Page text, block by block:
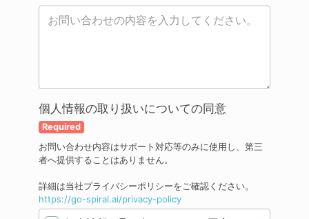
個人情報の取り扱いについての同意
Required
お問い合わせ内容はサポート対応等のみに使用し、第三
者へ提供することはありません。
詳細は当社プライバシーポリシーをご確認ください。
https://go-spiral.ai/privacy-policy